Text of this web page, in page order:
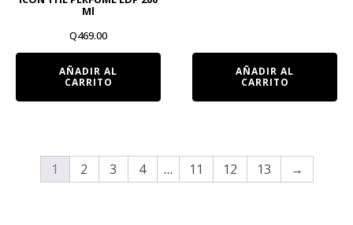
Ml
Q469.00
AÑADIR AL
CARRITO
AÑADIR AL
CARRITO
1 2 3 4 … 11 12 13 →